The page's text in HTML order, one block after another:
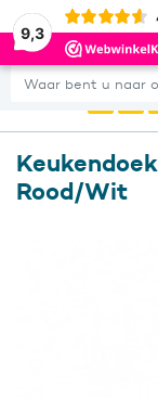
9,3
Waar bent u naar op
Rood/Wit